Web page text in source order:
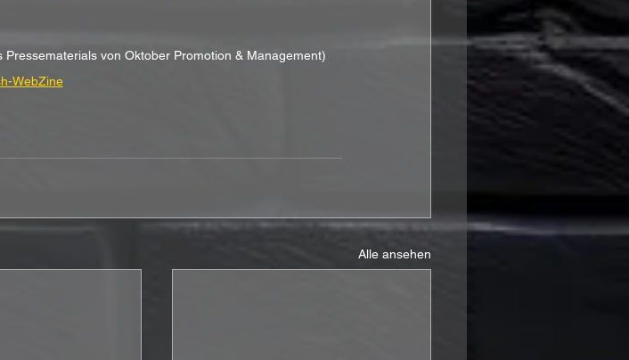
von Oktober Promotion & Management)
WebZine
Alle ansehen